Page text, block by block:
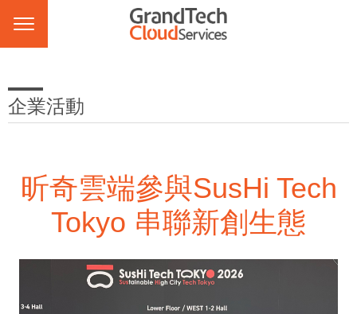
企業活動
昕奇雲端參與SusHi Tech
Tokyo 串聯新創生態